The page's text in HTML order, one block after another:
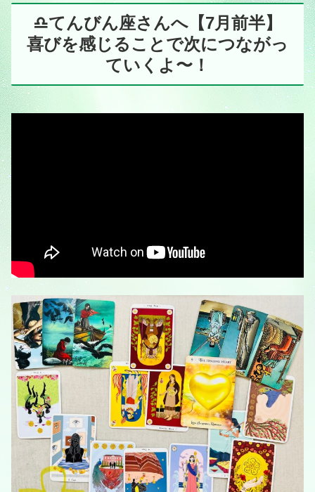
♎️てんびん座さんへ【7月前半】
喜びを感じることで次につながっ
ていくよ〜！